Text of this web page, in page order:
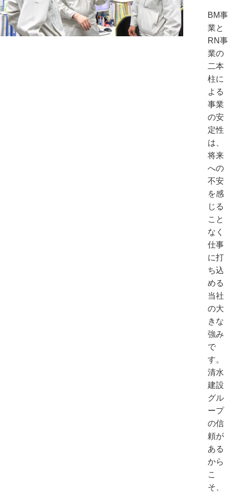
BM事
業と
RN事
業の
二本
柱に
よる
事業
の安
定性
は、
将来
への
不安
を感
じる
こと
なく
仕事
に打
ち込
める
当社
の大
きな
強み
で
す。
清水
建設
グル
ープ
の信
頼が
ある
から
こ
そ、